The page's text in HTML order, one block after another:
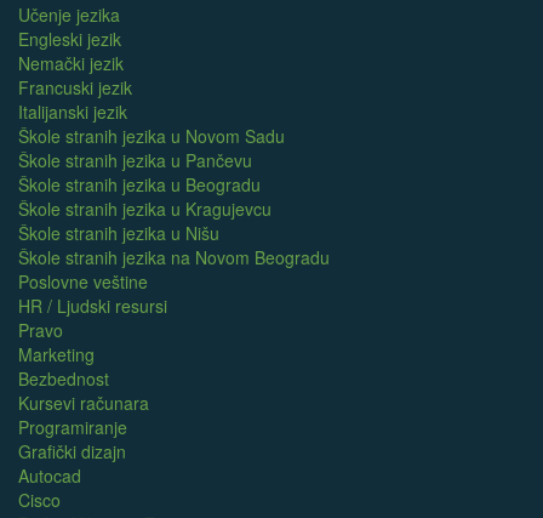
Učenje jezika
Engleski jezik
Nemački jezik
Francuski jezik
Italijanski jezik
Škole stranih jezika u Novom Sadu
Škole stranih jezika u Pančevu
Škole stranih jezika u Beogradu
Škole stranih jezika u Kragujevcu
Škole stranih jezika u Nišu
Škole stranih jezika na Novom Beogradu
Poslovne veštine
HR / Ljudski resursi
Pravo
Marketing
Bezbednost
Kursevi računara
Programiranje
Grafički dizajn
Autocad
Cisco